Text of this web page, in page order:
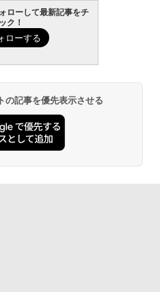
ローして最新記事をチ
ク！
の記事を優先表示させる